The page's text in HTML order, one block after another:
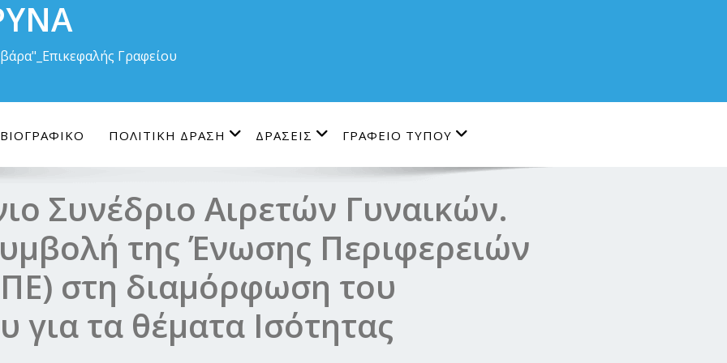
Γραφείου
ΒΙΟΓΡΑΦΙΚΟ ΠΟΛΙΤΙΚΗ ΔΡΑΣΗ ΔΡΑΣΕΙΣ ΓΡΑΦΕΙΟ ΤΥΠΟΥ
Συνέδριο Αιρετών Γυναικών.
της Ένωσης Περιφερειών
στη διαμόρφωση του
για τα θέματα Ισότητας